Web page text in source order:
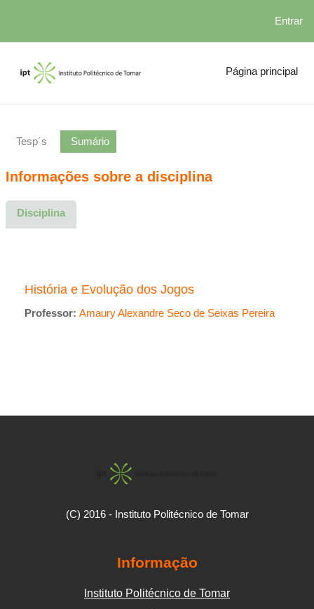
Entrar
Página principal
Tesp´s Sumário
Informações sobre a disciplina
Disciplina
História e Evolução dos Jogos
Professor: Amaury Alexandre Seco de Seixas Pereira
(C) 2016 - Instituto Politécnico de Tomar
Informação
Instituto Politécnico de Tomar